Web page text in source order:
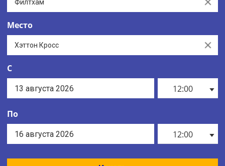
Clear
Место
Clear
С
12:00
По
12:00